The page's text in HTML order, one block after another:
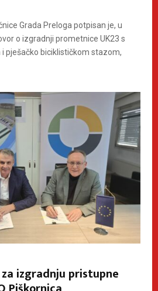
Grada Preloga potpisan je, u
o izgradnji prometnice UK23 s
pješačko biciklističkom stazom,
izgradnju pristupne